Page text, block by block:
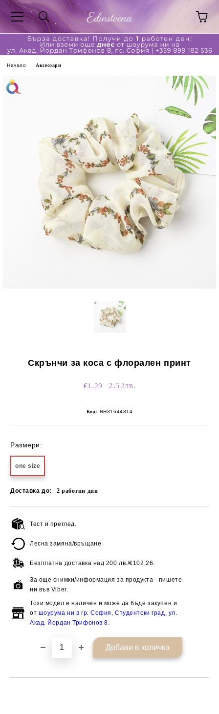
Начало Аксесоари
Скрънчи за коса с флорален принт
€1.29 2.52лв.
Код: NH31644814
Размери:
one size
Доставка до: 2работни дни
Тест и преглед.
Лесна замяна/връщане.
Безплатна доставка над 200 лв./€102,26.
За още снимки/информация за продукта - пишете
ни във Viber.
Този модел е наличен и може да бъде закупен и
от шоурума ни в гр. София, Студентски град, ул.
Акад. Йордан Трифонов 8